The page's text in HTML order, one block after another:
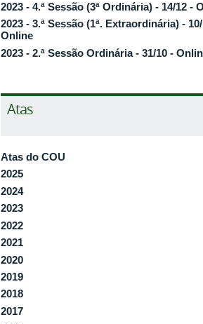
2023 - 4.ª Sessão (3ª Ordinária) - 14/12 -
2023 - 3.ª Sessão (1ª. Extraordinária) -
Online
2023 - 2.ª Sessão Ordinária - 31/10 -
Atas
Atas do COU
2025
2024
2023
2022
2021
2020
2019
2018
2017